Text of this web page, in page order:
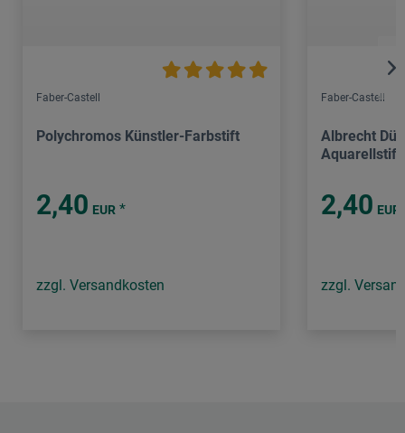
Faber-Castell
Polychromos Künstler-Farbstift
2,40 EUR *
zzgl. Versandkosten
Faber-Castell
Albrecht
Aquarellstift
2,40 EUR
zzgl.